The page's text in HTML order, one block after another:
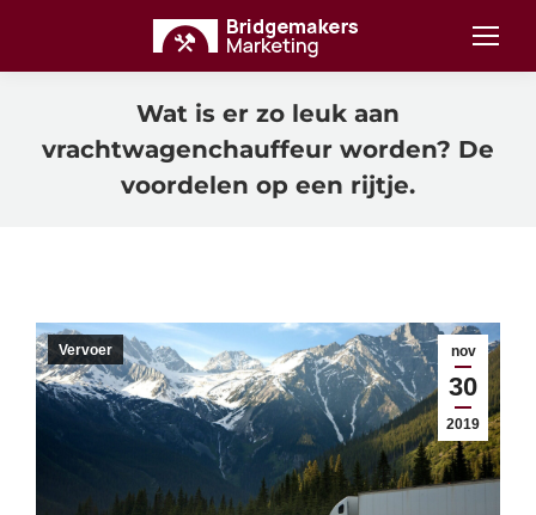
Wat is er zo leuk aan
vrachtwagenchauffeur worden? De
voordelen op een rijtje.
nov
30
2019
Vervoer